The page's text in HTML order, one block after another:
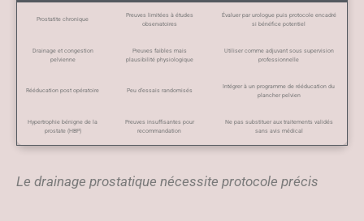
Prostatite chronique
Preuves limitées à études
observatoires
Évaluer par urologue puis protocole encadré
si bénéfice potentiel
Drainage et congestion
pelvienne
Preuves faibles mais
plausibilité physiologique
Utiliser comme adjuvant sous supervision
professionnelle
Rééducation post opératoire Peu d’essais randomisés
Intégrer à un programme de rééducation du
plancher pelvien
Hypertrophie bénigne de la
prostate (HBP)
Preuves insuffisantes pour
recommandation
Ne pas substituer aux traitements validés
sans avis médical
Le drainage prostatique nécessite protocole précis